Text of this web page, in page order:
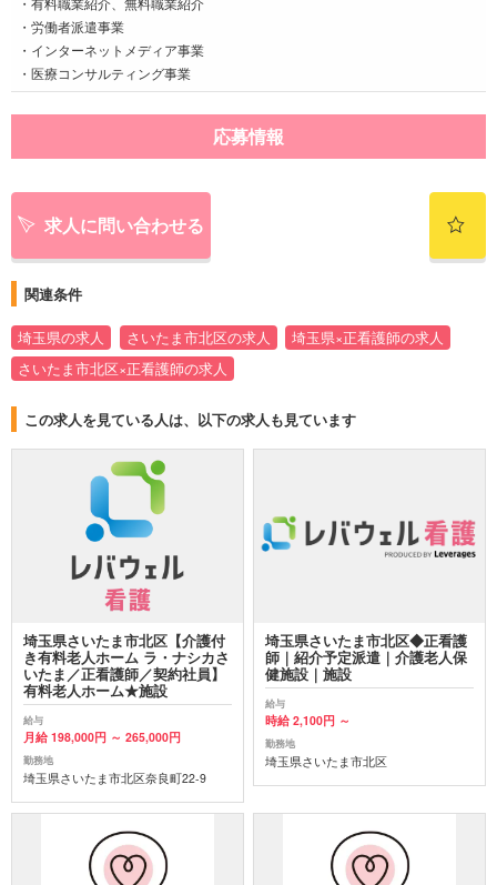
・労働者派遣事業
・インターネットメディア事業
・医療コンサルティング事業
応募情報
求人に問い合わせる
関連条件
埼玉県の求人 さいたま市北区の求人
埼玉県×正看護師の求人
さいたま市北区×正看護師の求人
この求人を見ている人は、以下の求人も見ています
埼玉県さいたま市北区【介護付
き有料老人ホーム ラ・ナシカさ
いたま／正看護師／契約社員】
有料老人ホーム★施設
給与
月給 198,000円 ～ 265,000円
勤務地
埼玉県さいたま市北区奈良町22-9
埼玉県さいたま市北区◆正看護
師｜紹介予定派遣｜介護老人保
健施設｜施設
給与
時給 2,100円 ～
勤務地
埼玉県さいたま市北区